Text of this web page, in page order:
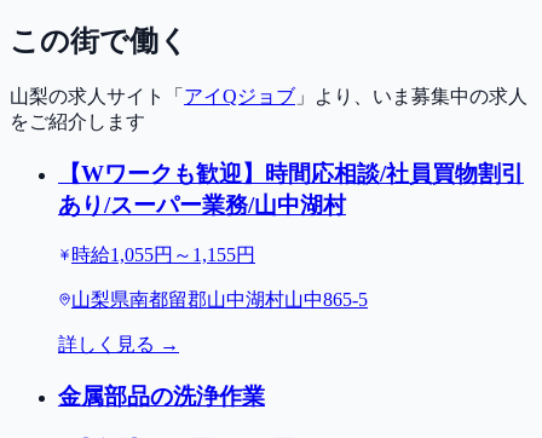
この街で働く
山梨の求人サイト「 アイQジョブ 」より、いま募集中の求人
をご紹介します
【Wワークも歓迎】時間応相談/社員買物割引
あり/スーパー業務/山中湖村
時給1,055円～1,155円
山梨県南都留郡山中湖村山中865-5
詳しく見る →
金属部品の洗浄作業